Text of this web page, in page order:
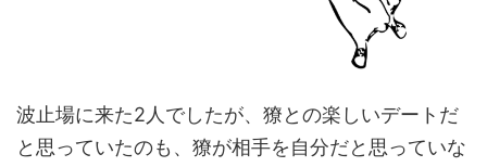
波止場に来た2人でしたが、獠との楽しいデートだ
と思っていたのも、獠が相手を自分だと思っていな